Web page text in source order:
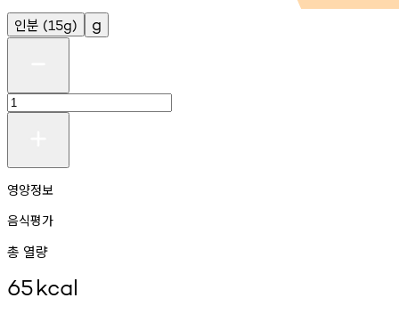
인분 (15g) g
영양정보
음식평가
총 열량
65kcal